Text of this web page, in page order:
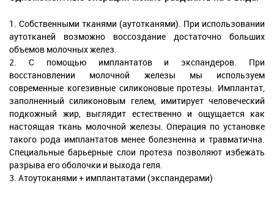
1. Собственными тканями (аутотканями). При использовании
аутотканей возможно воссоздание достаточно больших
объемов молочных желез.
2. С помощью имплантатов и экспандеров. При
восстановлении молочной железы мы используем
современные когезивные силиконовые протезы. Имплантат,
заполненный силиконовым гелем, имитирует человеческий
подкожный жир, выглядит естественно и ощущается как
настоящая ткань молочной железы. Операция по установке
такого рода имплантатов менее болезненна и травматична.
Специальные барьерные слои протеза позволяют избежать
разрыва его оболочки и выхода геля.
3. Атоутоканями + имплантатами (экспандерами)